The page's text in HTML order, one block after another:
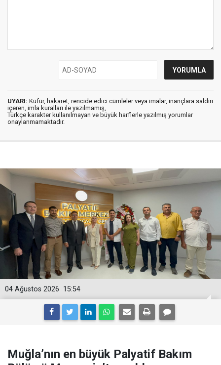
UYARI: Küfür, hakaret, rencide edici cümleler veya imalar, inançlara saldırı
içeren, imla kuralları ile yazılmamış,
Türkçe karakter kullanılmayan ve büyük harflerle yazılmış yorumlar
onaylanmamaktadır.
15:54
04 Ağustos 2026
Muğla’nın en büyük Palyatif Bakım